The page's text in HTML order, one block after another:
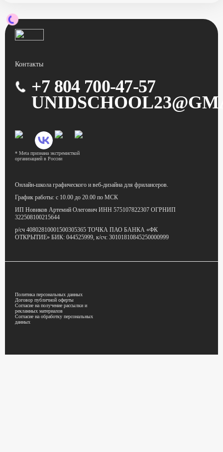
Контакты
+7 804 700-47-57
* Meta признана экстремисткой
организацией в России
Онлайн-школа графического и веб-дизайна для фрилансеров.
График работы: с 10.00 до 20.00 по МСК
ИП Новиков Артемий Олегович ИНН 575107822307 ОГРНИП
322508100215644
р/сч 40802810001500305365 ТОЧКА ПАО БАНКА «ФК
ОТКРЫТИЕ» БИК: 044525999, к/сч: 30101810845250000999
Политика персональных данных
Договор публичной оферты
Согласие на получение рассылки и
рекламных материалов
Согласие на обработку персональных
данных